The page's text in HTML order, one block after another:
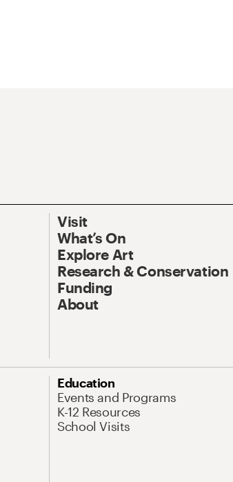
Visit
What’s On
Explore Art
Research & Conservation
Funding
About
Education
Events and Programs
K-12 Resources
School Visits